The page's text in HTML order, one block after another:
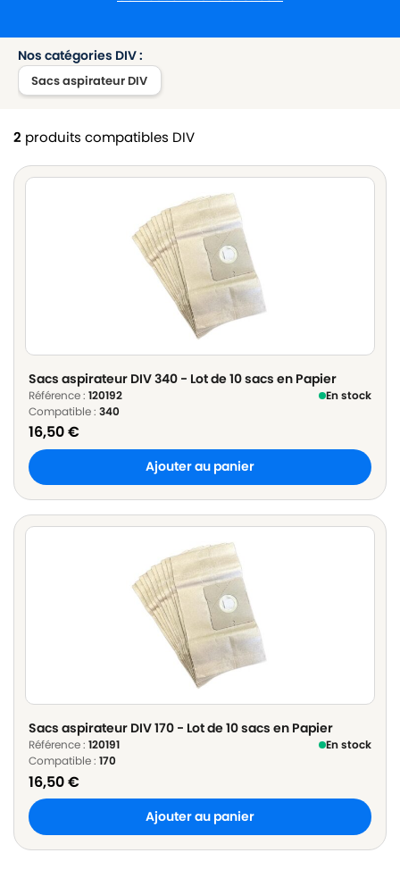
Nos catégories DIV :
Sacs aspirateur DIV
2 produits compatibles DIV
Sacs aspirateur DIV 340 - Lot de 10 sacs en Papier
Référence : 120192
En stock
Compatible : 340
16,50€
Ajouter au panier
Sacs aspirateur DIV 170 - Lot de 10 sacs en Papier
Référence : 120191
En stock
Compatible : 170
16,50€
Ajouter au panier